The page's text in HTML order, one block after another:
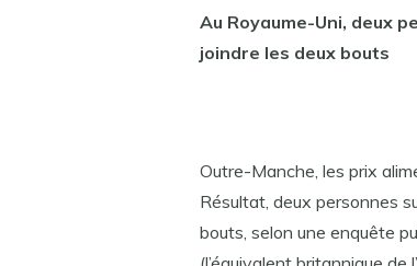
Au Royaume-Uni, deux
joindre les deux bouts
Outre-Manche, les prix
Résultat, deux personnes
bouts, selon une enquête